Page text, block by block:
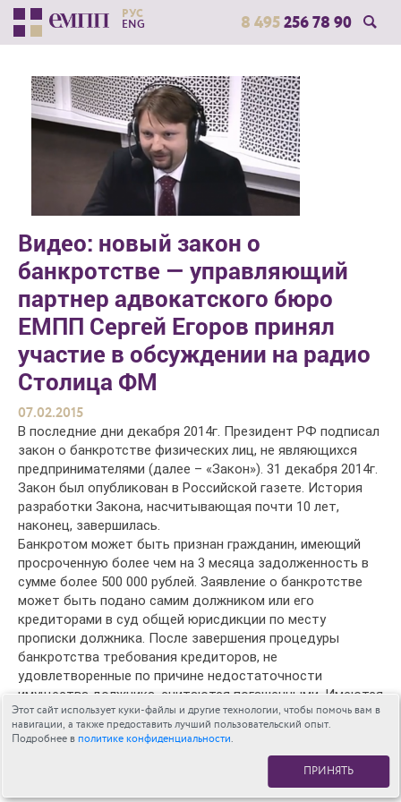
РУС
ENG
8 495 256 78 90
Этот сайт использует куки-файлы и другие технологии, чтобы помочь вам в
навигации, а также предоставить лучший пользовательский опыт.
Подробнее вполитике конфиденциальности.
ПРИНЯТЬ
Видео: новый закон о
банкротстве — управляющий
партнер адвокатского бюро
ЕМПП Сергей Егоров принял
участие в обсуждении на радио
Столица ФМ
07.02.2015
В последние дни декабря 2014г. Президент РФ подписал
закон о банкротстве физических лиц, не являющихся
предпринимателями (далее – «Закон»). 31 декабря 2014г.
Закон был опубликован в Российской газете. История
разработки Закона, насчитывающая почти 10 лет,
наконец, завершилась.
Банкротом может быть признан гражданин, имеющий
просроченную более чем на 3 месяца задолженность в
сумме более 500 000 рублей. Заявление о банкротстве
может быть подано самим должником или его
кредиторами в суд общей юрисдикции по месту
прописки должника. После завершения процедуры
банкротства требования кредиторов, не
удовлетворенные по причине недостаточности
имущества должника, считаются погашенными. Имеются
исключения из этого правила. Например, не
прекращаются алиментные обязательства,
трансляции.